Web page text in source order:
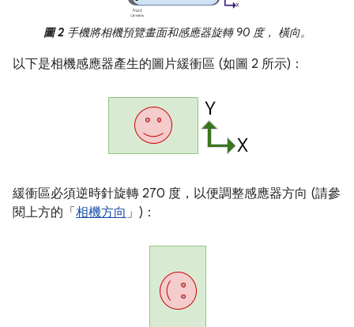
圖 2手機將相機預覽畫面和感應器旋轉 90 度， 橫向。
以下是相機感應器產生的圖片緩衝區 (如圖 2 所示)：
緩衝區必須逆時針旋轉 270 度，以便調整感應器方向 (請參
閱上方的「 相機方向 」)：